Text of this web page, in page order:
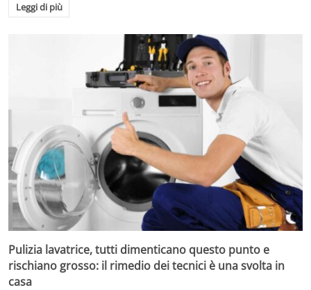
Leggi di più
Pulizia lavatrice, tutti dimenticano questo punto e
rischiano grosso: il rimedio dei tecnici è una svolta in
casa